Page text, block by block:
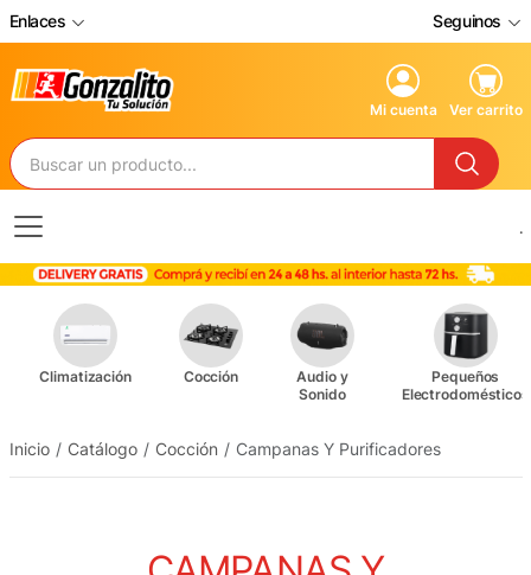
Enlaces Seguinos
Mi cuenta Ver carrito
.
Climatización Cocción
Audio y
Sonido
Pequeños
Electrodomésticos
Inicio Catálogo Cocción Campanas Y Purificadores